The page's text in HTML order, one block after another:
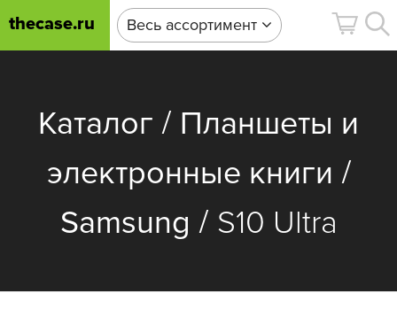
thecase.ru Весь ассортимент
Каталог / Планшеты и
электронные книги /
Samsung / S10 Ultra